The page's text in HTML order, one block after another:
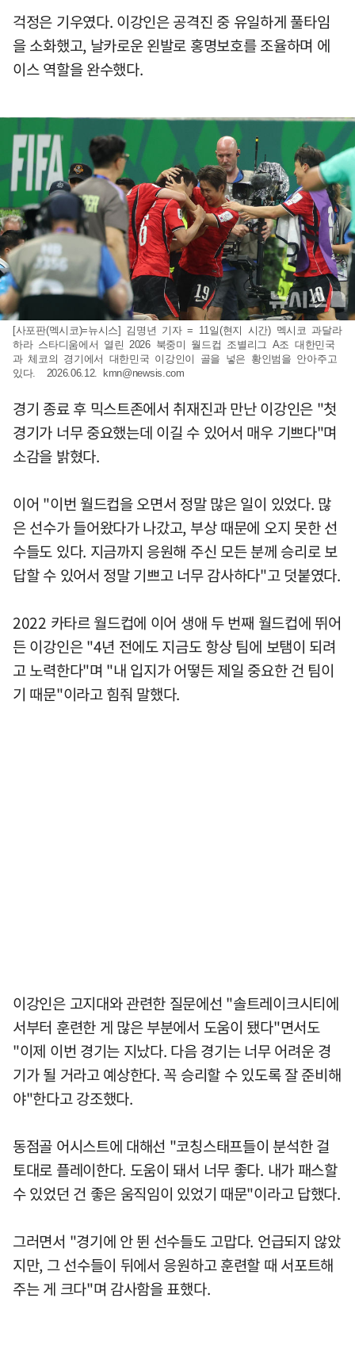
걱정은 기우였다. 이강인은 공격진 중 유일하게 풀타임
을 소화했고, 날카로운 왼발로 홍명보호를 조율하며 에
이스 역할을 완수했다.
[사포판(멕시코)=뉴시스] 김명년 기자 = 11일(현지 시간) 멕시코 과달라
하라 스타디움에서 열린 2026 북중미 월드컵 조별리그 A조 대한민국
과 체코의 경기에서 대한민국 이강인이 골을 넣은 황인범을 안아주고
있다. 2026.06.12.
kmn@newsis.com
경기 종료 후 믹스트존에서 취재진과 만난 이강인은 "첫
경기가 너무 중요했는데 이길 수 있어서 매우 기쁘다"며
소감을 밝혔다.
이어 "이번 월드컵을 오면서 정말 많은 일이 있었다. 많
은 선수가 들어왔다가 나갔고, 부상 때문에 오지 못한 선
수들도 있다. 지금까지 응원해 주신 모든 분께 승리로 보
답할 수 있어서 정말 기쁘고 너무 감사하다"고 덧붙였다.
2022 카타르 월드컵에 이어 생애 두 번째 월드컵에 뛰어
든 이강인은 "4년 전에도 지금도 항상 팀에 보탬이 되려
고 노력한다"며 "내 입지가 어떻든 제일 중요한 건 팀이
기 때문"이라고 힘줘 말했다.
이강인은 고지대와 관련한 질문에선 "솔트레이크시티에
서부터 훈련한 게 많은 부분에서 도움이 됐다"면서도
"이제 이번 경기는 지났다. 다음 경기는 너무 어려운 경
기가 될 거라고 예상한다. 꼭 승리할 수 있도록 잘 준비해
야"한다고 강조했다.
동점골 어시스트에 대해선 "코칭스태프들이 분석한 걸
토대로 플레이한다. 도움이 돼서 너무 좋다. 내가 패스할
수 있었던 건 좋은 움직임이 있었기 때문"이라고 답했다.
그러면서 "경기에 안 뛴 선수들도 고맙다. 언급되지 않았
지만, 그 선수들이 뒤에서 응원하고 훈련할 때 서포트해
주는 게 크다"며 감사함을 표했다.